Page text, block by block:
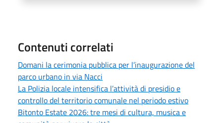
Contenuti correlati
Domani la cerimonia pubblica per l’inaugurazione del
parco urbano in via Nacci
La Polizia locale intensifica l’attività di presidio e
controllo del territorio comunale nel periodo estivo
Bitonto Estate 2026: tre mesi di cultura, musica e